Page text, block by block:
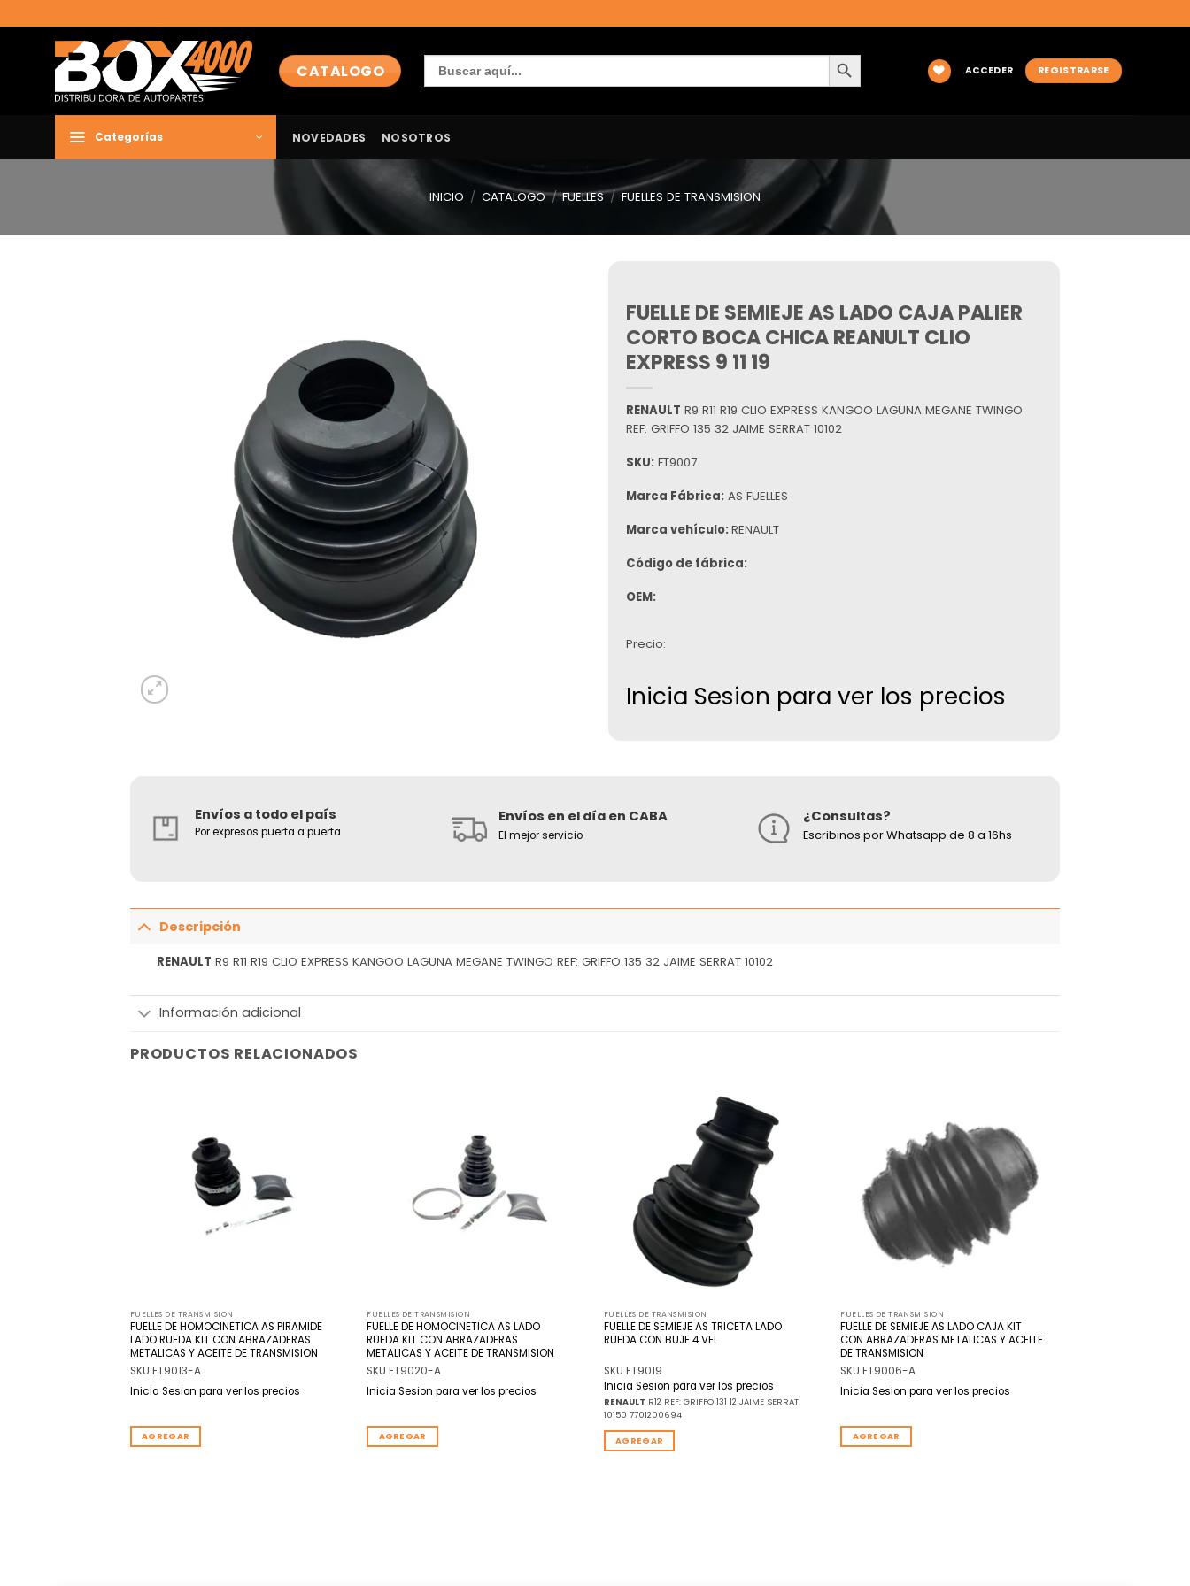
al
contenido
CATALOGO
Buscar:
BOTÓN DE BÚSQUEDA
ACCEDER
REGISTRARSE
Categorías NOVEDADES NOSOTROS
INICIO / CATALOGO / FUELLES / FUELLES DE TRANSMISION
FUELLE DE SEMIEJE AS LADO CAJA PALIER
CORTO BOCA CHICA REANULT CLIO
EXPRESS 9 11 19
RENAULT R9 R11 R19 CLIO EXPRESS KANGOO LAGUNA MEGANE TWINGO
REF: GRIFFO 135 32 JAIME SERRAT 10102
SKU: FT9007
Marca Fábrica: AS FUELLES
Marca vehículo: RENAULT
Código de fábrica:
OEM:
Precio:
Inicia Sesion para ver los precios
Envíos a todo el país
Por expresos puerta a puerta
Envíos en el día en CABA
El mejor servicio
¿Consultas?
Escribinos por Whatsapp de 8 a 16hs
Descripción
RENAULT R9 R11 R19 CLIO EXPRESS KANGOO LAGUNA MEGANE TWINGO REF: GRIFFO 135 32 JAIME SERRAT 10102
Información adicional
PRODUCTOS RELACIONADOS
FUELLES DE TRANSMISION
FUELLE DE HOMOCINETICA AS PIRAMIDE
LADO RUEDA KIT CON ABRAZADERAS
METALICAS Y ACEITE DE TRANSMISION
SKU FT9013-A
Inicia Sesion para ver los precios
AGREGAR
FUELLES DE TRANSMISION
FUELLE DE HOMOCINETICA AS LADO
RUEDA KIT CON ABRAZADERAS
METALICAS Y ACEITE DE TRANSMISION
SKU FT9020-A
Inicia Sesion para ver los precios
AGREGAR
FUELLES DE TRANSMISION
FUELLE DE SEMIEJE AS TRICETA LADO
RUEDA CON BUJE 4 VEL.
SKU FT9019
Inicia Sesion para ver los precios
RENAULT R12 REF: GRIFFO 131 12 JAIME SERRAT
10150 7701200694
AGREGAR
lista
de
deseos
FUELLES DE TRANSMISION
FUELLE DE SEMIEJE AS LADO CAJA KIT
CON ABRAZADERAS METALICAS Y ACEITE
DE TRANSMISION
SKU FT9006-A
Inicia Sesion para ver los precios
AGREGAR